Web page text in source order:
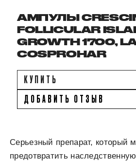
АМПУЛЫ
FOLLICULAR
GROWTH 1700,
COSPROHAR
КУПИТЬ
ДОБАВИТЬ ОТЗЫВ
Серьезный препарат, который
предотвратить